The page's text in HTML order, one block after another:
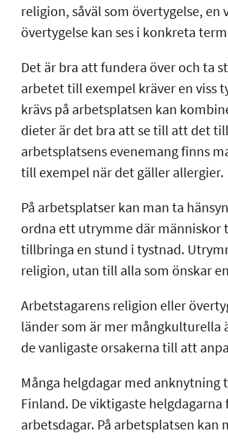
religion, såväl som övertygelse,
övertygelse kan ses i konkreta
Det är bra att fundera över och ta
arbetet till exempel kräver en viss
krävs på arbetsplatsen kan
dieter är det bra att se till att det
arbetsplatsens evenemang finns
till exempel när det gäller allergier.
På arbetsplatser kan man ta
ordna ett utrymme där människor
tillbringa en stund i tystnad.
religion, utan till alla som önskar
Arbetstagarens religion eller
länder som är mer mångkulturella
de vanligaste orsakerna till att
Många helgdagar med
Finland. De viktigaste
arbetsdagar. På arbetsplatsen